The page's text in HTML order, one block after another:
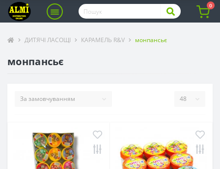
0
ДИТЯЧІ ЛАСОЩІ КАРАМЕЛЬ R&V монпансьє
монпансьє